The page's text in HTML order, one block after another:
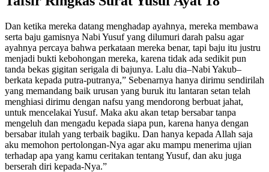
Dan ketika mereka datang menghadap ayahnya, mereka membawa
serta baju gamisnya Nabi Yusuf yang dilumuri darah palsu agar
ayahnya percaya bahwa perkataan mereka benar, tapi baju itu justru
menjadi bukti kebohongan mereka, karena tidak ada sedikit pun
tanda bekas gigitan serigala di bajunya. Lalu dia–Nabi Yakub–
berkata kepada putra-putranya,” Sebenarnya hanya dirimu sendirilah
yang memandang baik urusan yang buruk itu lantaran setan telah
menghiasi dirimu dengan nafsu yang mendorong berbuat jahat,
untuk mencelakai Yusuf. Maka aku akan tetap bersabar tanpa
mengeluh dan mengadu kepada siapa pun, karena hanya dengan
bersabar itulah yang terbaik bagiku. Dan hanya kepada Allah saja
aku memohon pertolongan-Nya agar aku mampu menerima ujian
terhadap apa yang kamu ceritakan tentang Yusuf, dan aku juga
berserah diri kepada-Nya.”